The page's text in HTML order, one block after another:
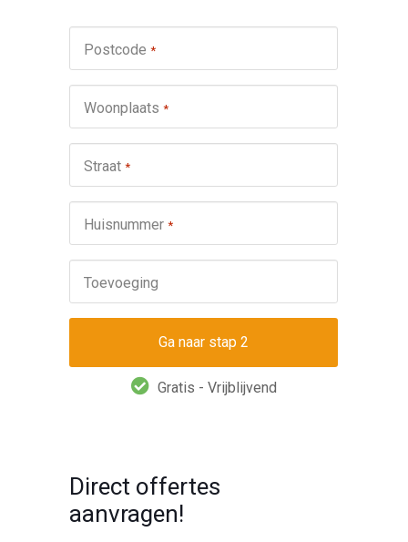
Postcode *
Woonplaats *
Straat *
Huisnummer *
Toevoeging
Gratis - Vrijblijvend
Direct offertes
aanvragen!